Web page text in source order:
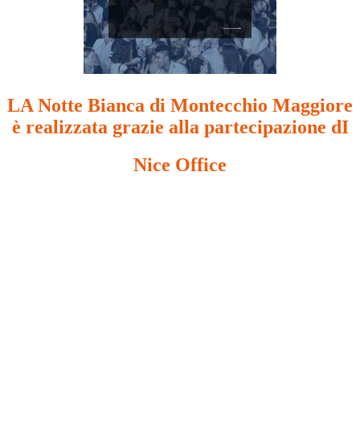
LA Notte Bianca di Montecchio Maggiore
è realizzata grazie alla partecipazione dI
Nice Office